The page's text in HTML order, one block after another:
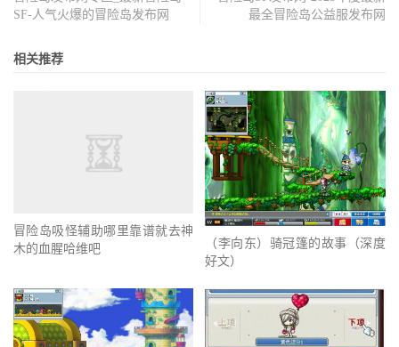
SF-人气火爆的冒险岛发布网
最全冒险岛公益服发布网
相关推荐
冒险岛吸怪辅助哪里靠谱就去神
木的血腥哈维吧
（李向东）骑冠篷的故事（深度
好文）